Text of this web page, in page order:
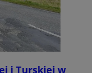
i Turskiej w